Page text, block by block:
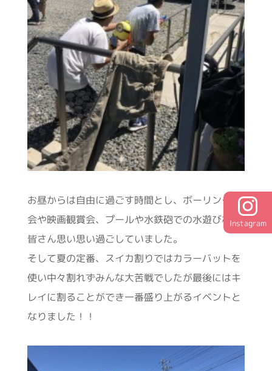
お昼からは自由に過ごす時間とし、ボーリング大
会や映画観賞会、プールや水鉄砲での水遊びなど
皆さん思い思い過ごしていました。
そして夏の定番、スイカ割りではカラーバットを
使い中々割れずみんな大苦戦でしたが最後にはキ
レイに割ることができ一番盛り上がるイベントと
なりました！！
Instagram